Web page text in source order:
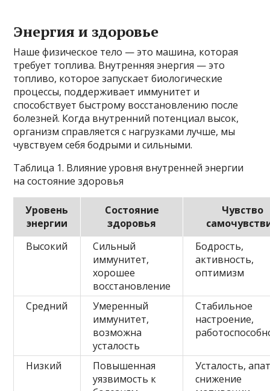
Энергия и здоровье
Наше физическое тело — это машина, которая
требует топлива. Внутренняя энергия — это
топливо, которое запускает биологические
процессы, поддерживает иммунитет и
способствует быстрому восстановлению после
болезней. Когда внутренний потенциал высок,
организм справляется с нагрузками лучше, мы
чувствуем себя бодрыми и сильными.
Таблица 1. Влияние уровня внутренней энергии
на состояние здоровья
Уровень
энергии
Состояние
здоровья
Чувство
Высокий
Сильный
иммунитет,
хорошее
восстановление
Бодрость,
активность,
оптимизм
Средний
Умеренный
иммунитет,
возможна
усталость
Стабильное
настроение,
Низкий
Повышенная
уязвимость к
Усталость,
снижение